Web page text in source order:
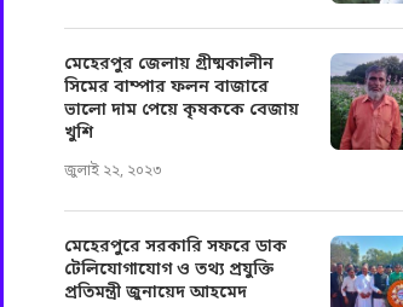
মেহেরপুর জেলায় গ্রীষ্মকালীন
সিমের বাম্পার ফলন বাজারে
ভালো দাম পেয়ে কৃষককে বেজায়
খুশি
জুলাই ২২, ২০২৩
মেহেরপুরে সরকারি সফরে ডাক
টেলিযোগাযোগ ও তথ্য প্রযুক্তি
প্রতিমন্ত্রী জুনায়েদ আহমেদ